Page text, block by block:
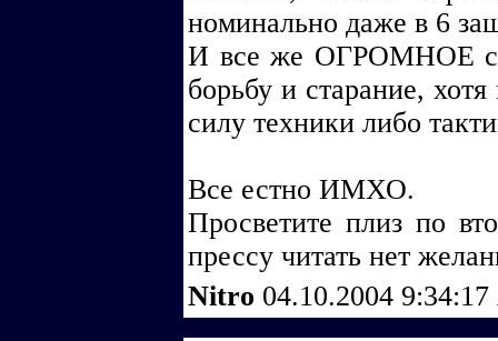
номинально даже в 6
И все же ОГРОМНОЕ
борьбу и старание,
силу техники либо
Все естно ИМХО.
Просветите плиз по
прессу читать нет
Nitro 04.10.2004 9:34:17